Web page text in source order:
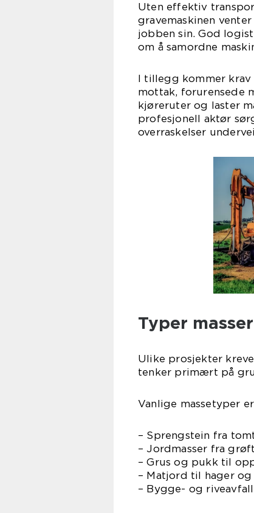
Uten effektiv
gravemaskinen
jobben sin. God
om å samordne
I tillegg kommer
mottak, forurensede
kjøreruter og laster
profesjonell aktør
overraskelser
Typer
Ulike prosjekter
tenker primært på
Vanlige massetyper
– Sprengstein fra
– Jordmasser fra
– Grus og pukk til
– Matjord til hager
– Bygge- og